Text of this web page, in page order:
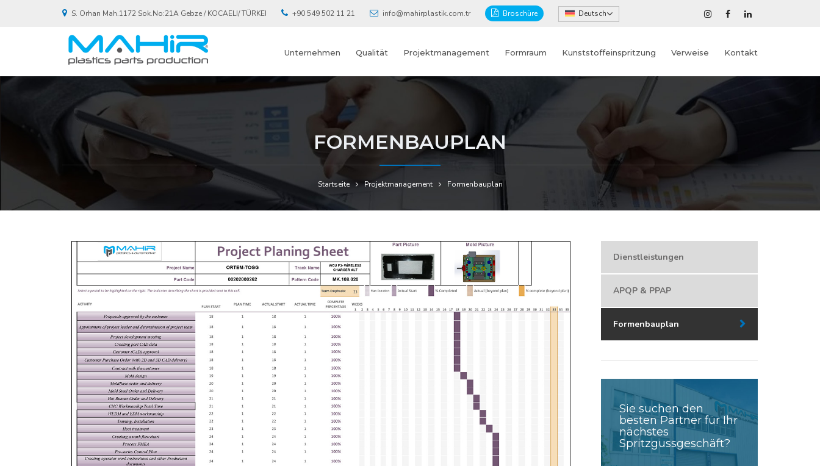
S. Orhan Mah.1172 Sok.No:21A Gebze / KOCAELI/ TÜRKEI +90 549 502 11 21 info@mahirplastik.com.tr Broschüre Deutsch
Unternehmen Qualität Projektmanagement Formraum Kunststoffeinspritzung Verweise Kontakt
FORMENBAUPLAN
Startseite Projektmanagement Formenbauplan
Dienstleistungen
APQP & PPAP
Formenbauplan
Sie suchen den
besten Partner für Ihr
nächstes
Spritzgussgeschäft?